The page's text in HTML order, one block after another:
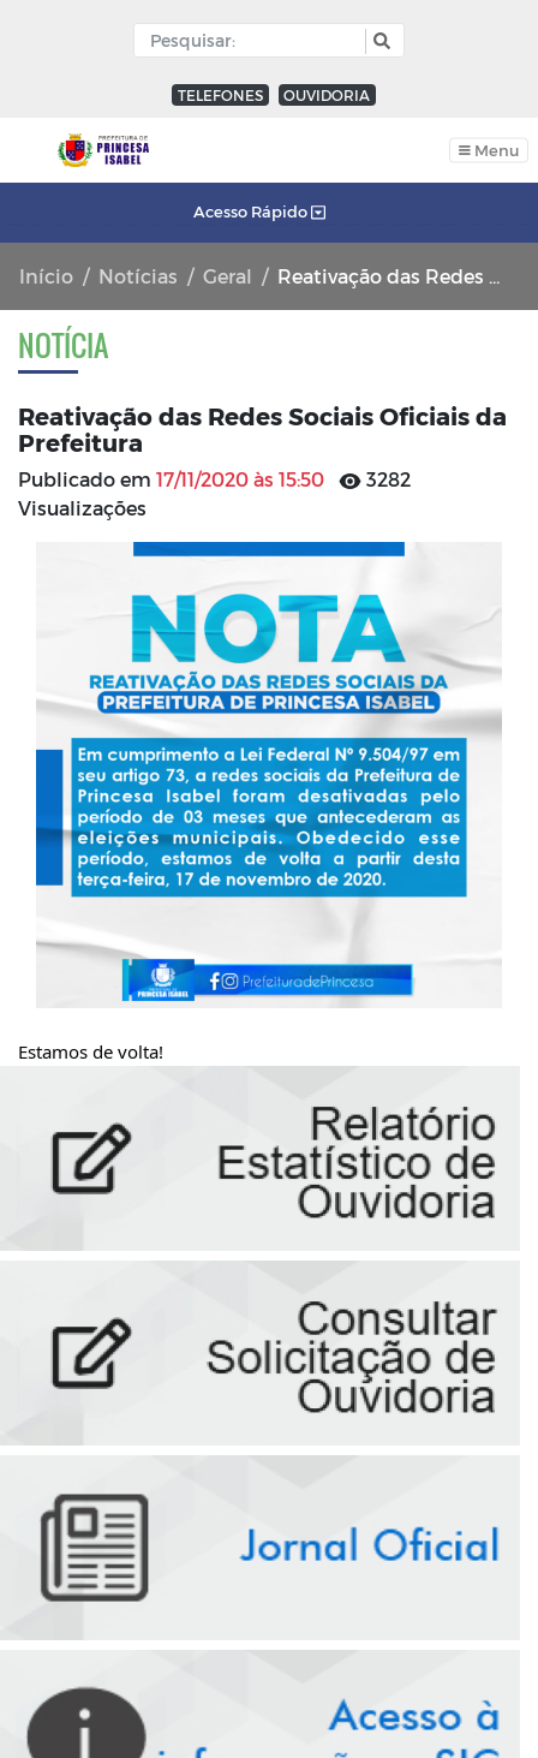
TELEFONES OUVIDORIA
Menu
Acesso Rápido
Início Notícias Geral Reativação das Redes Sociais Oficiais da Prefeitura
NOTÍCIA
Reativação das Redes Sociais Oficiais da
Prefeitura
Publicado em 17/11/2020 às 15:50
3282
Visualizações
Estamos de volta!